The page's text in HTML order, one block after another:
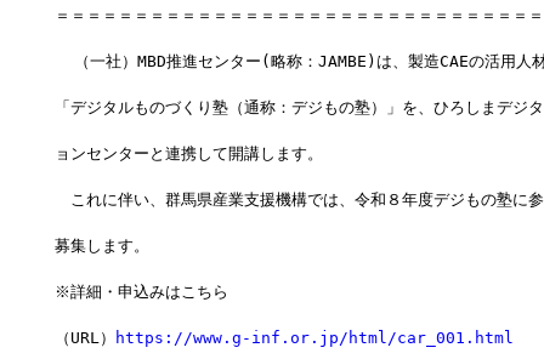
＝＝＝＝＝＝＝＝＝＝＝＝＝＝＝＝＝＝＝＝＝＝＝＝＝＝＝＝＝＝
（一社）MBD推進センター(略称：JAMBE)は、製造CAEの活用人
「デジタルものづくり塾（通称：デジもの塾）」を、ひろしまデジ
ョンセンターと連携して開講します。
これに伴い、群馬県産業支援機構では、令和８年度デジもの塾に
募集します。
※詳細・申込みはこちら
（URL） https://www.g-inf.or.jp/html/car_001.html